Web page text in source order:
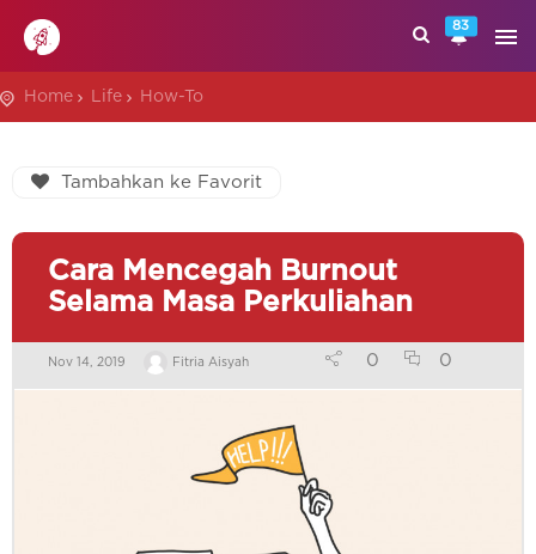
83
Home Life How-To
Tambahkan ke Favorit
Cara Mencegah Burnout
Selama Masa Perkuliahan
Nov 14, 2019 Fitria Aisyah 0 0